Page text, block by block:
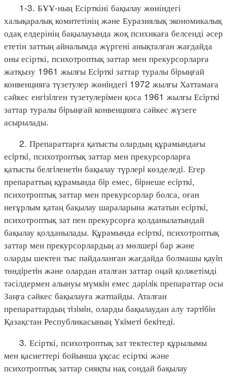
1-3. БҰҰ-ның Есірткіні бақылау жөніндегі
халықаралық комитетінің және Еуразиялық экономикалық
одақ елдерінің бақылауында жоқ психикаға белсенді әсер
ететін заттың айналымда жүргені анықталған жағдайда
оны есірткі, психотроптық заттар мен прекурсорларға
жатқызу 1961 жылғы Есiрткi заттар туралы бiрыңғай
конвенцияға түзетулер жөнiндегi 1972 жылғы Хаттамаға
сәйкес енгiзiлген түзетулерiмен қоса 1961 жылғы Есiрткi
заттар туралы бiрыңғай конвенцияға сәйкес жүзеге
асырылады.
2. Препараттарға қатысты олардың құрамындағы
есiрткi, психотроптық заттар мен прекурсорларға
қатысты белгiленетiн бақылау түрлерi көзделедi. Егер
препараттың құрамында бiр емес, бiрнеше есiрткi,
психотроптық заттар мен прекурсорлар болса, оған
неғұрлым қатаң бақылау шараларына жататын есiрткi,
психотроптық зат пен прекурсорға қолданылатындай
бақылау қолданылады. Құрамында есiрткi, психотроптық
заттар мен прекурсорлардың аз мөлшерi бар және
оларды шектен тыс пайдаланған жағдайда болмашы қауiп
төндiретiн және олардан аталған заттар оңай қолжетімді
тәсілдермен алынуы мүмкiн емес дәрiлiк препараттар осы
Заңға сәйкес бақылауға жатпайды. Аталған
препараттардың тiзiмiн, оларды бақылаудан алу тәртiбiн
Қазақстан Республикасының Үкiметi бекiтедi.
3. Есірткі, психотроптық зат тектестер құрылымы
мен қасиеттері бойынша ұқсас есірткі және
психотроптық заттар сияқты нақ сондай бақылау